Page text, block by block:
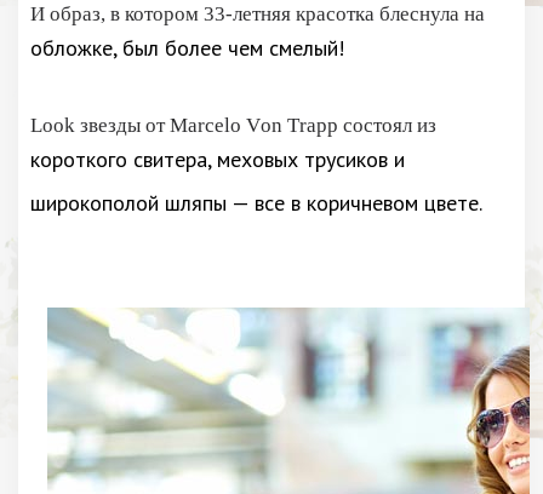
И образ, в котором 33-летняя красотка блеснула на
обложке, был более чем смелый!
Look звезды от Marcelo Von Trapp состоял из
короткого свитера, меховых трусиков и
широкополой шляпы — все в коричневом цвете.